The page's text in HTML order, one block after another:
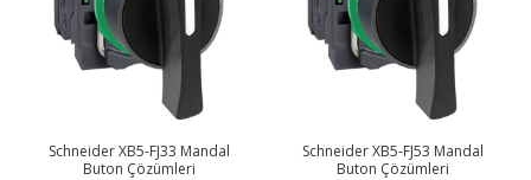
Schneider XB5-FJ33 Mandal
Buton Çözümleri
Schneider XB5-FJ53 Mandal
Buton Çözümleri